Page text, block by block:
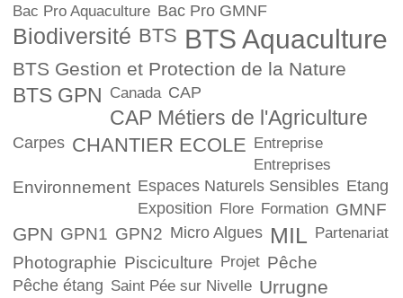
Bac Pro Aquaculture Bac Pro GMNF
Biodiversité BTS BTS Aquaculture
BTS Gestion et Protection de la Nature
BTS GPN Canada CAP
CAP Métiers de l'Agriculture
Carpes CHANTIER ECOLE Entreprise
Entreprises
Environnement Espaces Naturels Sensibles Etang
Exposition Flore Formation GMNF
GPN GPN1 GPN2 Micro Algues MIL Partenariat
Photographie Pisciculture Projet Pêche
Pêche étang Saint Pée sur Nivelle Urrugne